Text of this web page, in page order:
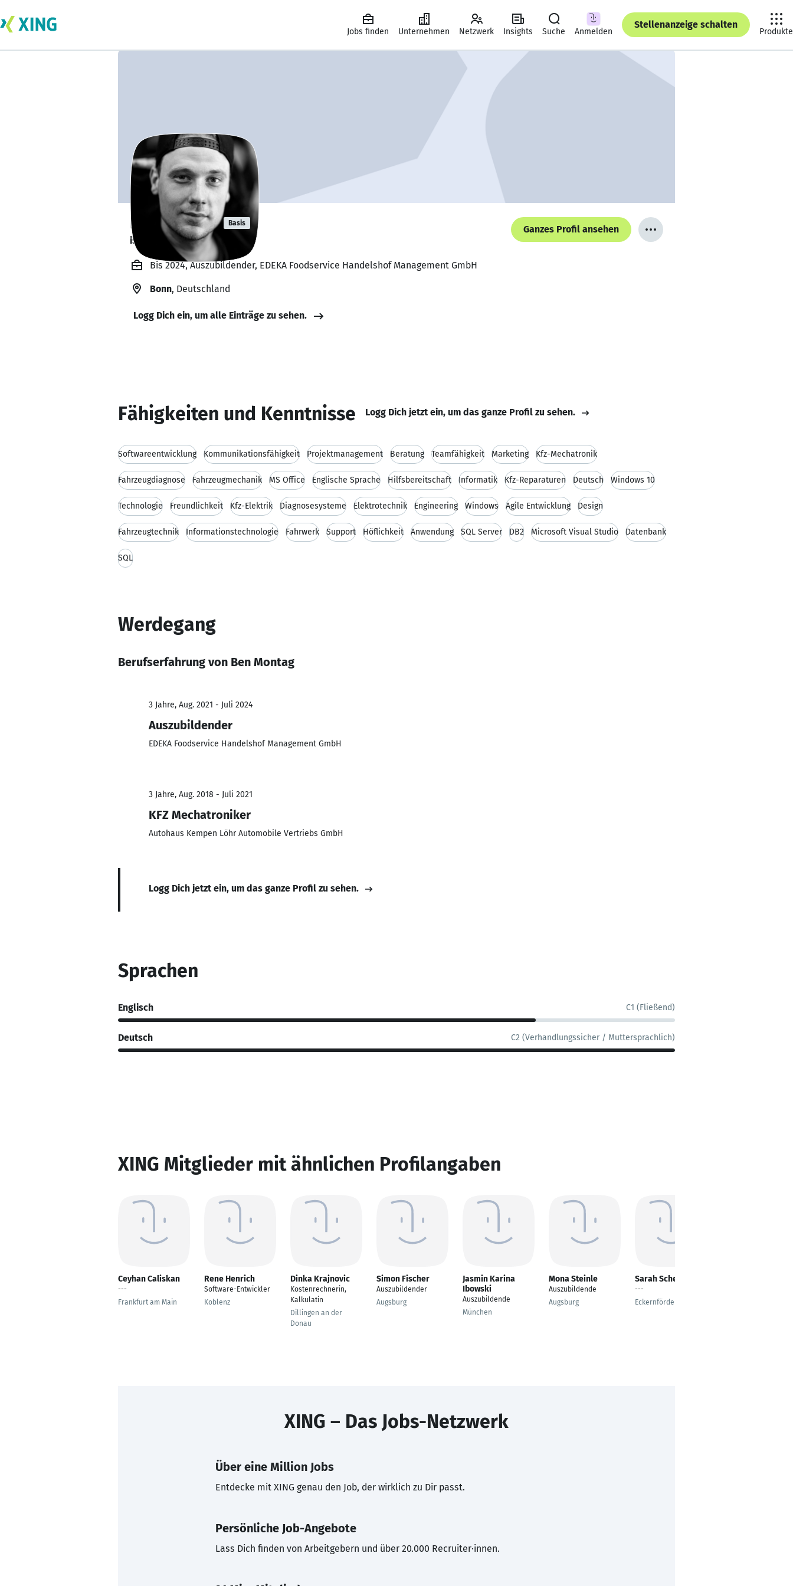
Jobs finden Unternehmen Netzwerk Insights Suche Anmelden
Stellenanzeige schalten
Produkte
Ben Montag Basis
ist offen für Projekte. 🔎
Ganzes Profil ansehen
Bis 2024, Auszubildender, EDEKA Foodservice Handelshof Management GmbH
Bonn, Deutschland
Logg Dich ein, um alle Einträge zu sehen.
Fähigkeiten und Kenntnisse Logg Dich jetzt ein, um das ganze Profil zu sehen.
Softwareentwicklung Kommunikationsfähigkeit Projektmanagement Beratung Teamfähigkeit Marketing Kfz-Mechatronik
Fahrzeugdiagnose Fahrzeugmechanik MS Office Englische Sprache Hilfsbereitschaft Informatik Kfz-Reparaturen Deutsch Windows 10
Technologie Freundlichkeit Kfz-Elektrik Diagnosesysteme Elektrotechnik Engineering Windows Agile Entwicklung Design
Fahrzeugtechnik Informationstechnologie Fahrwerk Support Höflichkeit Anwendung SQL Server DB2 Microsoft Visual Studio Datenbank
SQL
Werdegang
Berufserfahrung von Ben Montag
3 Jahre, Aug. 2021 - Juli 2024
Auszubildender
EDEKA Foodservice Handelshof Management GmbH
3 Jahre, Aug. 2018 - Juli 2021
KFZ Mechatroniker
Autohaus Kempen Löhr Automobile Vertriebs GmbH
Logg Dich jetzt ein, um das ganze Profil zu sehen.
Sprachen
Englisch C1 (Fließend)
Deutsch C2 (Verhandlungssicher / Muttersprachlich)
XING Mitglieder mit ähnlichen Profilangaben
Ceyhan Caliskan
---
Frankfurt am Main
Rene Henrich
Software-Entwickler
Koblenz
Dinka Krajnovic
Kostenrechnerin,
Kalkulatin
Dillingen an der
Donau
Simon Fischer
Auszubildender
Augsburg
Jasmin Karina
Ibowski
Auszubildende
München
Mona Steinle
Auszubildende
Augsburg
Sarah Scheller
---
Eckernförde
XING – Das Jobs-Netzwerk
Über eine Million Jobs
Entdecke mit XING genau den Job, der wirklich zu Dir passt.
Persönliche Job-Angebote
Lass Dich finden von Arbeitgebern und über 20.000 Recruiter·innen.